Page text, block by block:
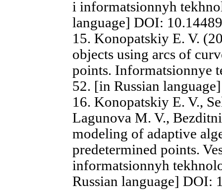
i informatsionnyh
language] DOI:
15. Konopatskiy E. V.
objects using arcs of
points. Informatsionnye
52. [in Russian
16. Konopatskiy E. V.,
Lagunova M. V.,
modeling of adaptive
predetermined points.
informatsionnyh
Russian language] DOI: